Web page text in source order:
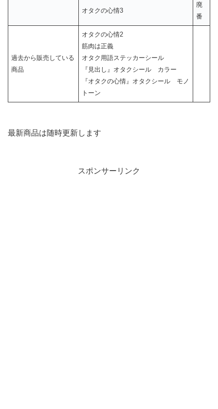
オタクの心情3
廃
番
過去から販売している
商品
オタクの心情2
筋肉は正義
オタク用語ステッカーシール
『見出し』オタクシール カラー
『オタクの心情』オタクシール モノ
トーン
最新商品は随時更新します
スポンサーリンク